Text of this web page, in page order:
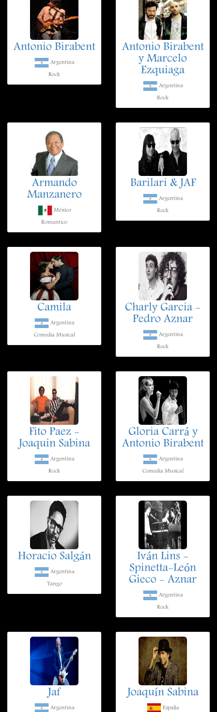
Antonio Birabent
Argentina
Rock
Antonio Birabent
y Marcelo
Ezquiaga
Argentina
Rock
Armando
Manzanero
México
Romantico
Barilari & JAF
Argentina
Rock
Camila
Argentina
Comedia Musical
Charly Garcia -
Pedro Aznar
Argentina
Rock
Fito Paez -
Joaquin Sabina
Argentina
Rock
Gloria Carrá y
Antonio Birabent
Argentina
Comedia Musical
Horacio Salgán
Argentina
Tango
Iván Lins -
Spinetta-León
Gieco - Aznar
Argentina
Rock
Jaf
Argentina
Joaquín Sabina
España